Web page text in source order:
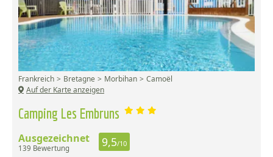
Camping Les Embruns
Frankreich Bretagne Morbihan
Camoël
Auf der Karte anzeigen
Ausgezeichnet
139 Bewertung 9,5/10